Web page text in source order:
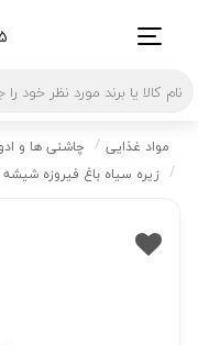
مواد غذایی چاشنی ها و
زیره سیاه باغ فیروزه